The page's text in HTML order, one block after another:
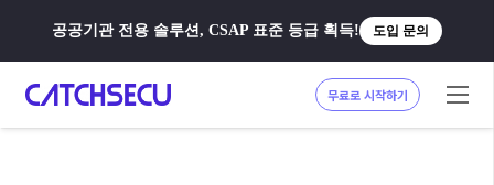
공공기관 전용 솔루션, CSAP 표준 등급 획득! 도입 문의
무료로 시작하기